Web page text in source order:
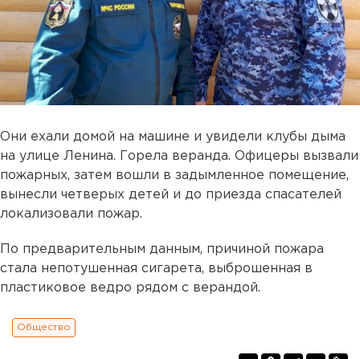
Они ехали домой на машине и увидели клубы дыма
на улице Ленина. Горела веранда. Офицеры вызвали
пожарных, затем вошли в задымленное помещение,
вынесли четверых детей и до приезда спасателей
локализовали пожар.
По предварительным данным, причиной пожара
стала непотушенная сигарета, выброшенная в
пластиковое ведро рядом с верандой.
Общество